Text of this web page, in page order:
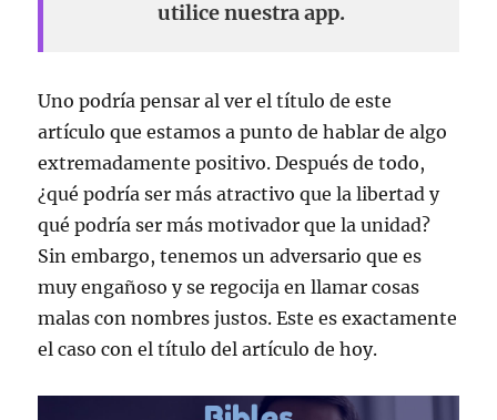
utilice nuestra app.
Uno podría pensar al ver el título de este
artículo que estamos a punto de hablar de algo
extremadamente positivo. Después de todo,
¿qué podría ser más atractivo que la libertad y
qué podría ser más motivador que la unidad?
Sin embargo, tenemos un adversario que es
muy engañoso y se regocija en llamar cosas
malas con nombres justos. Este es exactamente
el caso con el título del artículo de hoy.